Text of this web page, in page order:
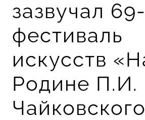
зазвучал
фестиваль
искусств
Родине П.И.